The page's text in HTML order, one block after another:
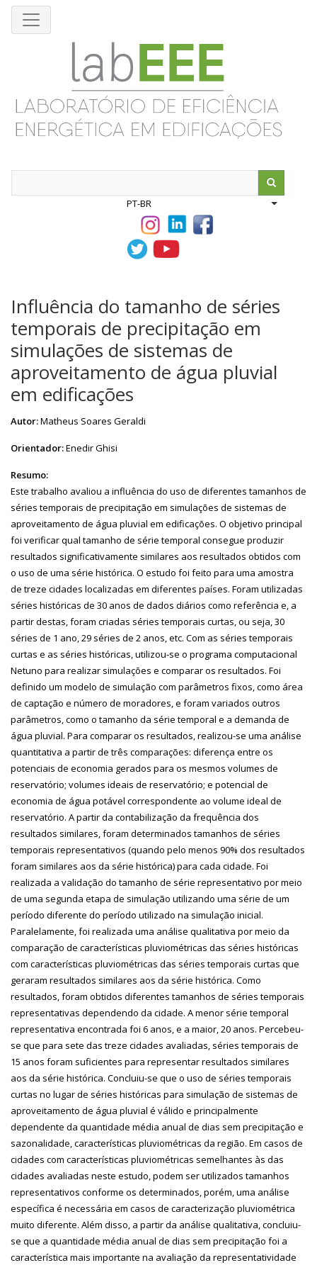
Pular
PT-BR
List
Influência do tamanho de séries
temporais de precipitação em
simulações de sistemas de
aproveitamento de água pluvial
em edificações
Autor:Matheus Soares Geraldi
Orientador:Enedir Ghisi
Resumo:
Este trabalho avaliou a influência do uso de diferentes tamanhos de
séries temporais de precipitação em simulações de sistemas de
aproveitamento de água pluvial em edificações. O objetivo principal
foi verificar qual tamanho de série temporal consegue produzir
resultados significativamente similares aos resultados obtidos com
o uso de uma série histórica. O estudo foi feito para uma amostra
de treze cidades localizadas em diferentes países. Foram utilizadas
séries históricas de 30 anos de dados diários como referência e, a
partir destas, foram criadas séries temporais curtas, ou seja, 30
séries de 1 ano, 29 séries de 2 anos, etc. Com as séries temporais
curtas e as séries históricas, utilizou-se o programa computacional
Netuno para realizar simulações e comparar os resultados. Foi
definido um modelo de simulação com parâmetros fixos, como área
de captação e número de moradores, e foram variados outros
parâmetros, como o tamanho da série temporal e a demanda de
água pluvial. Para comparar os resultados, realizou-se uma análise
quantitativa a partir de três comparações: diferença entre os
potenciais de economia gerados para os mesmos volumes de
reservatório; volumes ideais de reservatório; e potencial de
economia de água potável correspondente ao volume ideal de
reservatório. A partir da contabilização da frequência dos
resultados similares, foram determinados tamanhos de séries
temporais representativos (quando pelo menos 90% dos resultados
foram similares aos da série histórica) para cada cidade. Foi
realizada a validação do tamanho de série representativo por meio
de uma segunda etapa de simulação utilizando uma série de um
período diferente do período utilizado na simulação inicial.
Paralelamente, foi realizada uma análise qualitativa por meio da
comparação de características pluviométricas das séries históricas
com características pluviométricas das séries temporais curtas que
geraram resultados similares aos da série histórica. Como
resultados, foram obtidos diferentes tamanhos de séries temporais
representativas dependendo da cidade. A menor série temporal
representativa encontrada foi 6 anos, e a maior, 20 anos. Percebeu-
se que para sete das treze cidades avaliadas, séries temporais de
15 anos foram suficientes para representar resultados similares
aos da série histórica. Concluiu-se que o uso de séries temporais
curtas no lugar de séries históricas para simulação de sistemas de
aproveitamento de água pluvial é válido e principalmente
dependente da quantidade média anual de dias sem precipitação e
sazonalidade, características pluviométricas da região. Em casos de
cidades com características pluviométricas semelhantes às das
cidades avaliadas neste estudo, podem ser utilizados tamanhos
representativos conforme os determinados, porém, uma análise
específica é necessária em casos de caracterização pluviométrica
muito diferente. Além disso, a partir da análise qualitativa, concluiu-
se que a quantidade média anual de dias sem precipitação foi a
característica mais importante na avaliação da representatividade